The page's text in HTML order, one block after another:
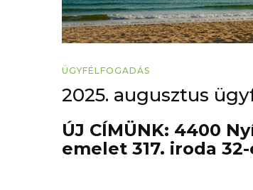
ÜGYFÉLFOGADÁS
2025. augusztus
ÚJ CÍMÜNK: 4400
emelet 317. iroda